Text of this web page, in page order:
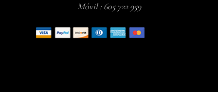
Móvil : 605 722 959